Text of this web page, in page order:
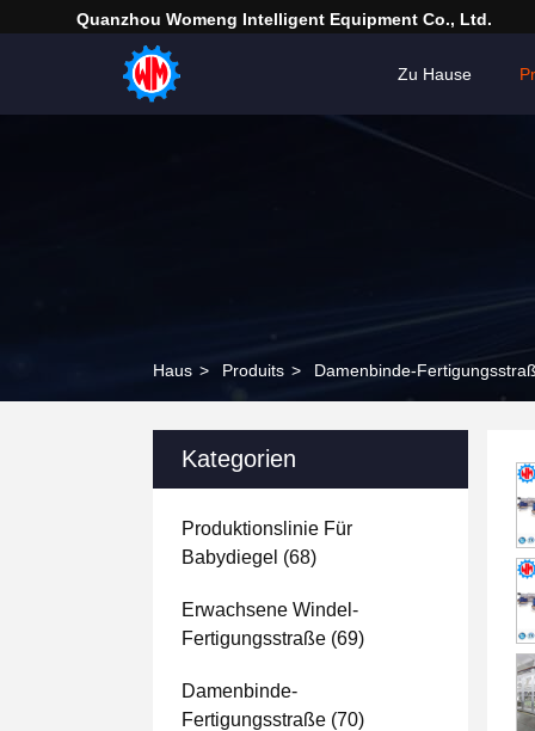
Quanzhou Womeng Intelligent Equipment Co., Ltd.
Zu Hause
Haus > Produits > Damenbinde-
Kategorien
Produktionslinie Für
Babydiegel (68)
Erwachsene Windel-
Fertigungsstraße (69)
Damenbinde-
Fertigungsstraße (70)